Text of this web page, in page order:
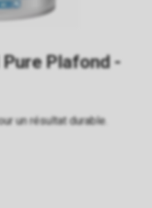
Plafond -
un résultat durable.